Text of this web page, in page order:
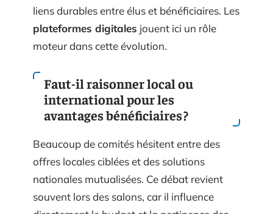
liens durables entre élus et bénéficiaires. Les
plateformes digitales jouent ici un rôle
moteur dans cette évolution.
Faut-il raisonner local ou
international pour les
avantages bénéficiaires ?
Beaucoup de comités hésitent entre des
offres locales ciblées et des solutions
nationales mutualisées. Ce débat revient
souvent lors des salons, car il influence